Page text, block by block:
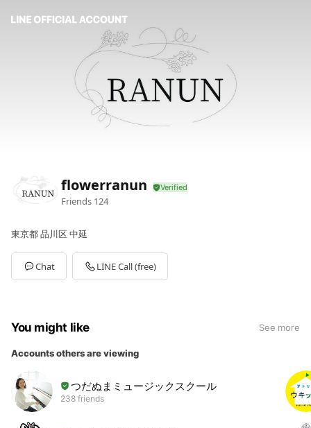
flowerranun
Friends 124
東京都 品川区 中延
Chat LINE Call (free)
You might like See more
Accounts others are viewing
つだぬまミュージックスクール
238 friends